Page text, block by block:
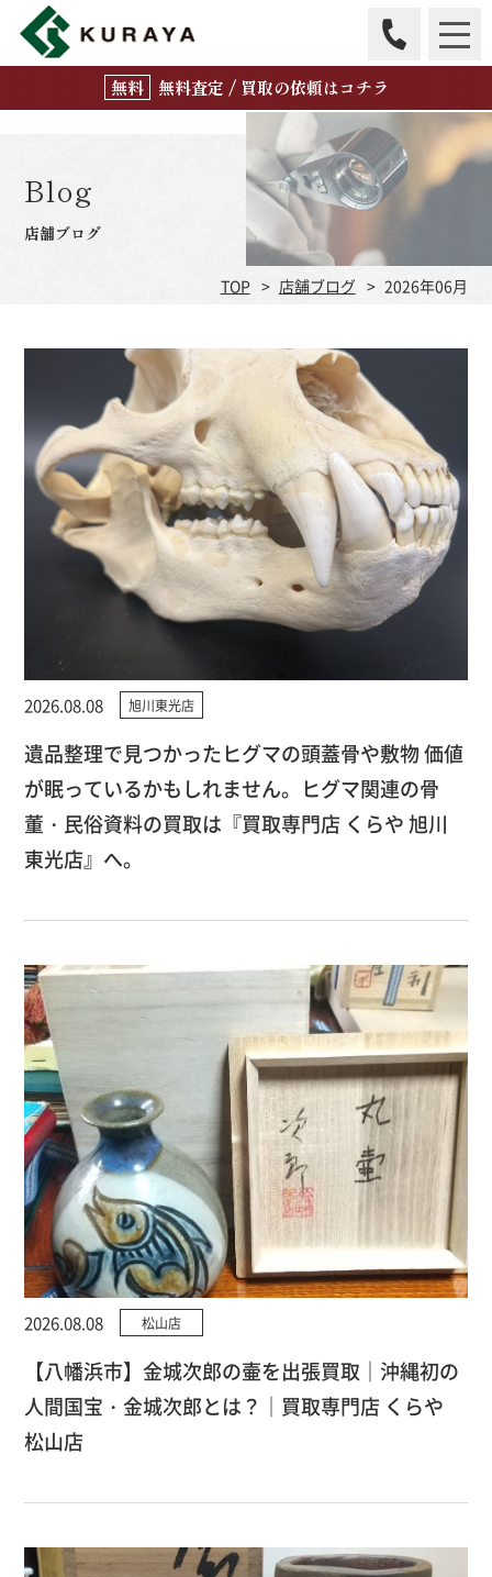
無料査定 / 買取の依頼はコチラ
Blog
店舗ブログ
TOP 店舗ブログ 2026年06月
2026.08.08 旭川東光店
遺品整理で見つかったヒグマの頭蓋骨や敷物 価値
が眠っているかもしれません。ヒグマ関連の骨
董・民俗資料の買取は『買取専門店 くらや 旭川
東光店』へ。
2026.08.08 松山店
【八幡浜市】金城次郎の壷を出張買取｜沖縄初の
人間国宝・金城次郎とは？｜買取専門店 くらや
松山店